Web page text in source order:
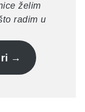
želim
radim u